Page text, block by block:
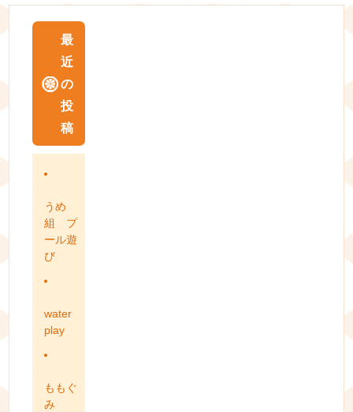
最
近
の
投
稿
うめ
組 プ
ール遊
び
water
play
ももぐ
み